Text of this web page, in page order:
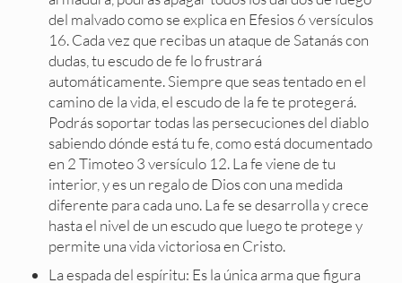
del malvado como se explica en Efesios 6 versículos
16. Cada vez que recibas un ataque de Satanás con
dudas, tu escudo de fe lo frustrará
automáticamente. Siempre que seas tentado en el
camino de la vida, el escudo de la fe te protegerá.
Podrás soportar todas las persecuciones del diablo
sabiendo dónde está tu fe, como está documentado
en 2 Timoteo 3 versículo 12. La fe viene de tu
interior, y es un regalo de Dios con una medida
diferente para cada uno. La fe se desarrolla y crece
hasta el nivel de un escudo que luego te protege y
permite una vida victoriosa en Cristo.
La espada del espíritu: Es la única arma que figura